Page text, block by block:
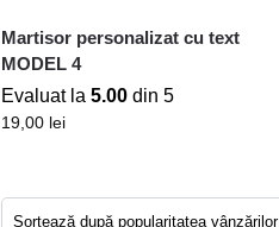
Martisor personalizat cu text
MODEL 4
Evaluat la 5.00 din 5
19,00 lei